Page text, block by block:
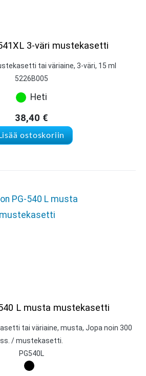
3-väri mustekasetti
tai väriaine, 3-väri, 15 ml
5226B005
Heti
38,40 €
Lisää ostoskoriin
L musta mustekasetti
tai väriaine, musta, Jopa noin 300
ss. / mustekasetti.
PG540L